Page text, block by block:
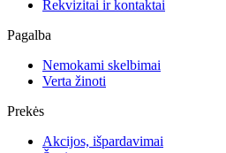
Rekvizitai ir kontaktai
Pagalba
Nemokami skelbimai
Verta žinoti
Prekės
Akcijos, išpardavimai